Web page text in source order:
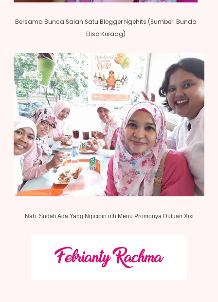
Bersama Bunca Salah Satu Blogger Ngehits (Sumber: Bunda
Elisa Koraag)
Nah..Sudah Ada Yang Ngicipin nih Menu Promonya Duluan Xixi